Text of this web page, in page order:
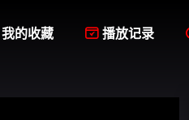
我的收藏  播放记录